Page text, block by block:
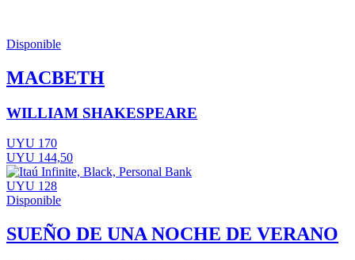
Disponible
MACBETH
WILLIAM SHAKESPEARE
UYU 170
UYU 144,50
UYU 128
Disponible
SUEÑO DE UNA NOCHE DE VERANO